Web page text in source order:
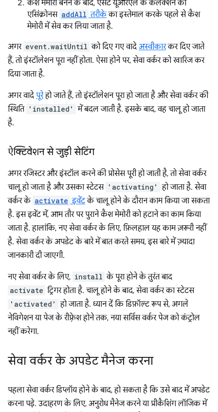
कैश मेमोरी बनने के बाद, ऐसेट यूआरएल के कलेक्शन को
एसिंक्रोनस addAll तरीकेका इस्तेमाल करके पहले से कैश
मेमोरी में सेव कर लिया जाता है.
अगर event.waitUntil को दिए गए वादे अस्वीकारकर दिए जाते
हैं, तो इंस्टॉलेशन पूरा नहीं होता. ऐसा होने पर, सेवा वर्कर को खारिज कर
दिया जाता है.
अगर वादे पूरेहो जाते हैं, तो इंस्टॉलेशन पूरा हो जाता है और सेवा वर्कर की
स्थिति 'installed' में बदल जाती है. इसके बाद, वह चालू हो जाता
है.
ऐक्टिवेशन से जुड़ी सेटिंग
अगर रजिस्टर और इंस्टॉल करने की प्रोसेस पूरी हो जाती है, तो सेवा वर्कर
चालू हो जाता है और उसका स्टेटस 'activating' हो जाता है. सेवा
वर्कर के activate इवेंटके चालू होने के दौरान काम किया जा सकता
है. इस इवेंट में, आम तौर पर पुराने कैश मेमोरी को हटाने का काम किया
जाता है. हालांकि, नए सेवा वर्कर के लिए, फ़िलहाल यह काम ज़रूरी नहीं
है. सेवा वर्कर के अपडेट के बारे में बात करते समय, इस बारे में ज़्यादा
जानकारी दी जाएगी.
नए सेवा वर्कर के लिए, install के पूरा होने के तुरंत बाद
activate ट्रिगर होता है. चालू होने के बाद, सेवा वर्कर का स्टेटस
'activated' हो जाता है. ध्यान दें कि डिफ़ॉल्ट रूप से, अगले
नेविगेशन या पेज के रीफ़्रेश होने तक, नया सर्विस वर्कर पेज को कंट्रोल
नहीं करेगा.
सेवा वर्कर के अपडेट मैनेज करना
पहला सेवा वर्कर डिप्लॉय होने के बाद, हो सकता है कि उसे बाद में अपडेट
करना पड़े. उदाहरण के लिए, अनुरोध मैनेज करने या प्रीकैशिंग लॉजिक में